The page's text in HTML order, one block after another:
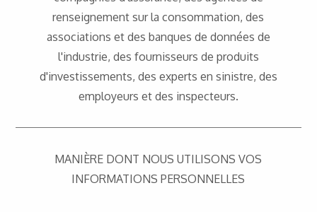
renseignement sur la consommation, des
associations et des banques de données de
l'industrie, des fournisseurs de produits
d'investissements, des experts en sinistre, des
employeurs et des inspecteurs.
MANIÈRE DONT NOUS UTILISONS VOS
INFORMATIONS PERSONNELLES